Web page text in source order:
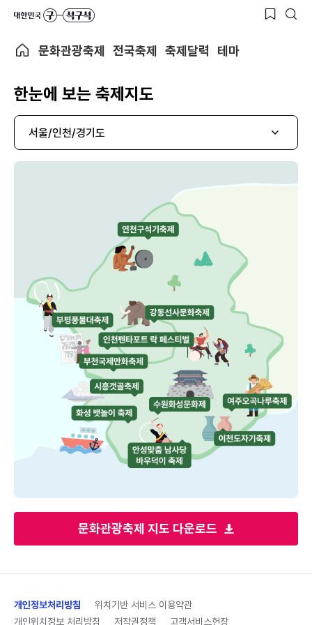
문화관광축제 전국축제 축제달력 테마
한눈에 보는 축제지도
문화관광축제 지도 다운로드
서울/인천/경기도
개인정보처리방침
위치기반 서비스 이용약관
개인위치정보 처리방침
저작권정책 고객서비스헌장